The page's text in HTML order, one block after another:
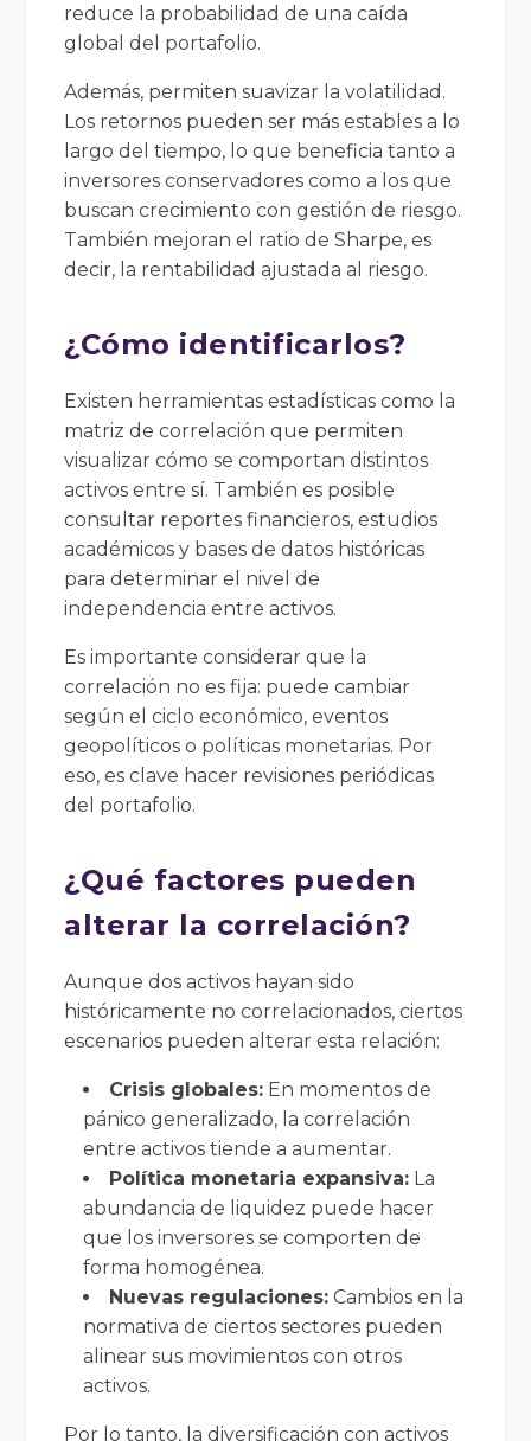
reduce la probabilidad de una caída
global del portafolio.
Además, permiten suavizar la volatilidad.
Los retornos pueden ser más estables a lo
largo del tiempo, lo que beneficia tanto a
inversores conservadores como a los que
buscan crecimiento con gestión de riesgo.
También mejoran el ratio de Sharpe, es
decir, la rentabilidad ajustada al riesgo.
¿Cómo identificarlos?
Existen herramientas estadísticas como la
matriz de correlación que permiten
visualizar cómo se comportan distintos
activos entre sí. También es posible
consultar reportes financieros, estudios
académicos y bases de datos históricas
para determinar el nivel de
independencia entre activos.
Es importante considerar que la
correlación no es fija: puede cambiar
según el ciclo económico, eventos
geopolíticos o políticas monetarias. Por
eso, es clave hacer revisiones periódicas
del portafolio.
¿Qué factores pueden
alterar la correlación?
Aunque dos activos hayan sido
históricamente no correlacionados, ciertos
escenarios pueden alterar esta relación:
Crisis globales: En momentos de
pánico generalizado, la correlación
entre activos tiende a aumentar.
Política monetaria expansiva: La
abundancia de liquidez puede hacer
que los inversores se comporten de
forma homogénea.
Nuevas regulaciones: Cambios en la
normativa de ciertos sectores pueden
alinear sus movimientos con otros
activos.
Por lo tanto, la diversificación con activos